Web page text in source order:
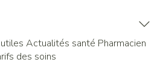
Actualités santé Pharmacien
des soins